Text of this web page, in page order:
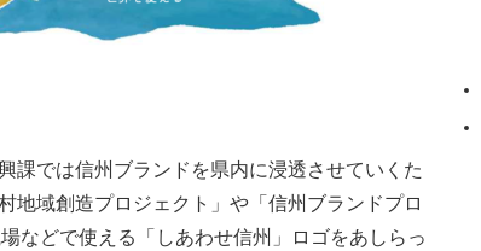
課では信州ブランドを県内に浸透させていくた
地域創造プロジェクト」や「信州ブランドプロ
などで使える「しあわせ信州」ロゴをあしらっ